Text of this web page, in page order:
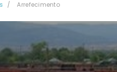
Arrefecimento